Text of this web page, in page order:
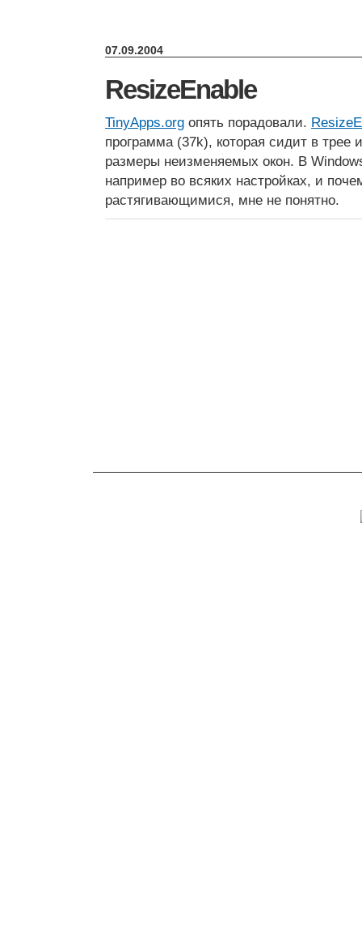
07.09.2004
ResizeEnable
TinyApps.org опять порадовали.
программа (37k), которая сидит в трее
размеры неизменяемых окон. В
например во всяких настройках, и
растягивающимися, мне не понятно.